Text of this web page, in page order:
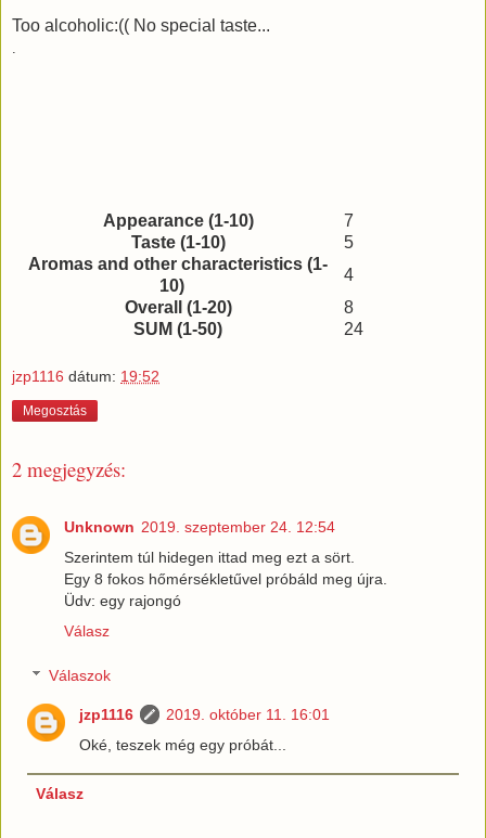
Too alcoholic:(( No special taste...
Appearance (1-10)
7
Taste (1-10)
5
Aromas and other characteristics (1-
10)
4
Overall (1-20)
8
SUM (1-50)
24
jzp1116 dátum: 19:52
Megosztás
2 megjegyzés:
Unknown 2019. szeptember 24. 12:54
Szerintem túl hidegen ittad meg ezt a sört.
Egy 8 fokos hőmérsékletűvel próbáld meg újra.
Üdv: egy rajongó
Válasz
Válaszok
jzp1116
2019. október 11. 16:01
Oké, teszek még egy próbát...
Válasz